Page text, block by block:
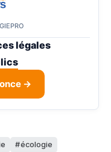
légales
→
écologie